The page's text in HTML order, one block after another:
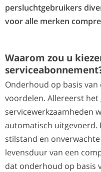
persluchtgebruikers
voor alle merken
Waarom zou u
Onderhoud op basis
voordelen. Allereerst het
servicewerkzaamheden
automatisch uitgevoerd.
stilstand en
levensduur van een
dat onderhoud op basis